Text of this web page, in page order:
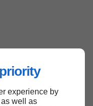
experience by
well as